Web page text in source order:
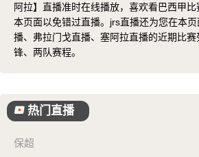
阿拉】直播准时在线播放，喜欢看巴西甲
本页面以免错过直播。jrs直播还为您在本
播、弗拉门戈直播、塞阿拉直播的近期比
锋、两队赛程。
热门直播
保超